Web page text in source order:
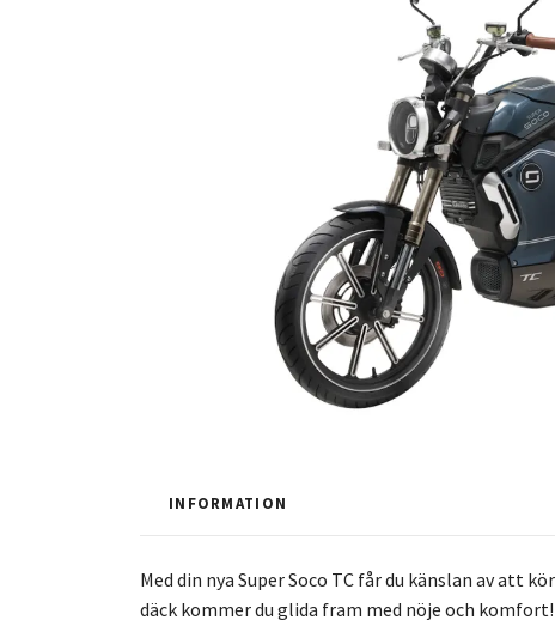
INFORMATION
Med din nya Super Soco TC får du känslan av att
däck kommer du glida fram med nöje och